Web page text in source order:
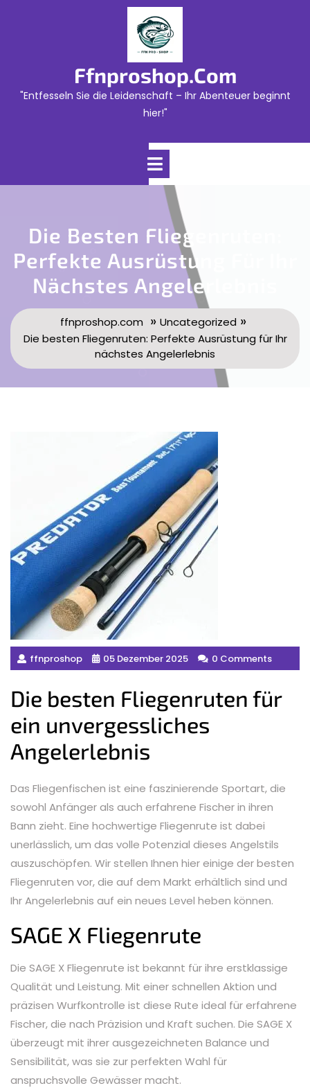
Ffnproshop.com
"Entfesseln Sie die Leidenschaft – Ihr Abenteuer beginnt
hier!"
Open
Die Besten Fliegenruten:
Perfekte Ausrüstung Für Ihr
Nächstes Angelerlebnis
ffnproshop.com » Uncategorized »
Die besten Fliegenruten: Perfekte Ausrüstung für Ihr
nächstes Angelerlebnis
ffnproshop 05 Dezember 2025 0 Comments
Die besten Fliegenruten für
ein unvergessliches
Angelerlebnis
Das Fliegenfischen ist eine faszinierende Sportart, die
sowohl Anfänger als auch erfahrene Fischer in ihren
Bann zieht. Eine hochwertige Fliegenrute ist dabei
unerlässlich, um das volle Potenzial dieses Angelstils
auszuschöpfen. Wir stellen Ihnen hier einige der besten
Fliegenruten vor, die auf dem Markt erhältlich sind und
Ihr Angelerlebnis auf ein neues Level heben können.
SAGE X Fliegenrute
Die SAGE X Fliegenrute ist bekannt für ihre erstklassige
Qualität und Leistung. Mit einer schnellen Aktion und
präzisen Wurfkontrolle ist diese Rute ideal für erfahrene
Fischer, die nach Präzision und Kraft suchen. Die SAGE X
überzeugt mit ihrer ausgezeichneten Balance und
Sensibilität, was sie zur perfekten Wahl für
anspruchsvolle Gewässer macht.